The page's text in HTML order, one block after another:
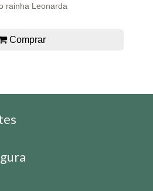
rainha Leonarda
Comprar